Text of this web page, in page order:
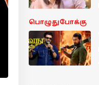
பொழுதுபோக்கு